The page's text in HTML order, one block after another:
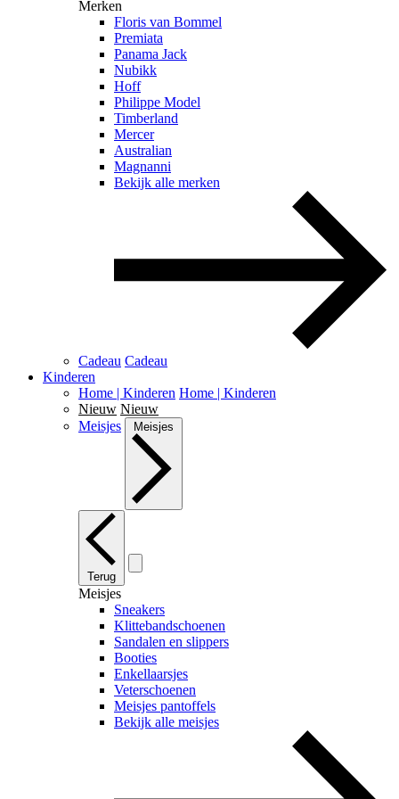
Merken
Floris van Bommel
Premiata
Panama Jack
Nubikk
Hoff
Philippe Model
Timberland
Mercer
Australian
Magnanni
Bekijk alle merken
Cadeau Cadeau
Kinderen
Home | Kinderen Home | Kinderen
Nieuw Nieuw
Meisjes
Meisjes
Terug
Meisjes
Sneakers
Klittebandschoenen
Sandalen en slippers
Booties
Enkellaarsjes
Veterschoenen
Meisjes pantoffels
Bekijk alle meisjes